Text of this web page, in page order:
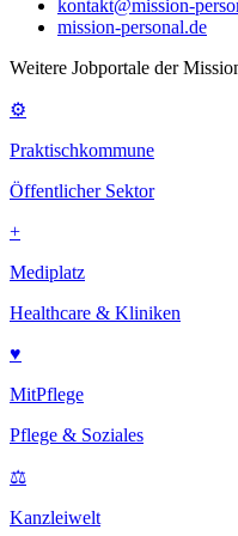
kontakt@mission-
mission-personal.de
Weitere Jobportale der
⚙
Praktischkommune
Öffentlicher Sektor
+
Mediplatz
Healthcare & Kliniken
♥
MitPflege
Pflege & Soziales
⚖
Kanzleiwelt